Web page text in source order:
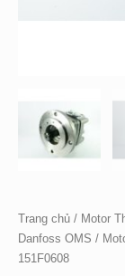
Trang chủ / Motor
Danfoss OMS /
151F0608